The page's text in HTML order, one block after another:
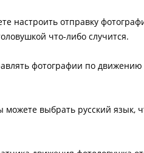
настроить отправку
что-либо случится.
фотографии по
выбрать русский язык,